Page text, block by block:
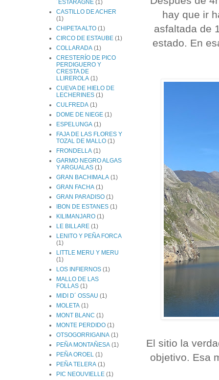
hay que ir
asfaltada de
estado. En
El sitio la
objetivo. Esa
´ESTARAGNE (1)
CASTILLO DE ACHER
(1)
CHIPETA ALTO (1)
CIRCO DE ESTAUBE (1)
COLLARADA (1)
CRESTERÍO DE PICO
PERDIGUERO Y
CRESTA DE
LLIREROLA (1)
CUEVA DE HIELO DE
LECHERINES (1)
CULFREDA (1)
DOME DE NIEGE (1)
ESPELUNGA (1)
FAJA DE LAS FLORES Y
TOZAL DE MALLO (1)
FRONDELLA (1)
GARMO NEGRO ALGAS
Y ARGUALAS (1)
GRAN BACHIMALA (1)
GRAN FACHA (1)
GRAN PARADISO (1)
IBON DE ESTANES (1)
KILIMANJARO (1)
LE BILLARE (1)
LENITO Y PEÑA FORCA
(1)
LITTLE MERU Y MERU
(1)
LOS INFIERNOS (1)
MALLO DE LAS
FOLLAS (1)
MIDI D´ OSSAU (1)
MOLETA (1)
MONT BLANC (1)
MONTE PERDIDO (1)
OTSOGORRIGAINA (1)
PEÑA MONTAÑESA (1)
PEÑA OROEL (1)
PEÑA TELERA (1)
PIC NEOUVIELLE (1)